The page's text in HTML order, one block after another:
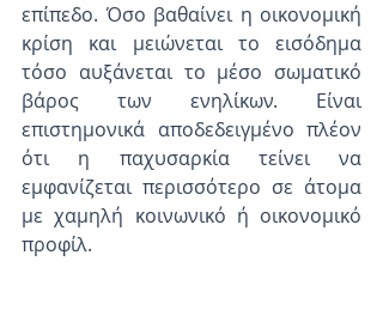
επίπεδο. Όσο βαθαίνει η οικονομική
κρίση και μειώνεται το εισόδημα
τόσο αυξάνεται το μέσο σωματικό
βάρος των ενηλίκων. Είναι
επιστημονικά αποδεδειγμένο πλέον
ότι η παχυσαρκία τείνει να
εμφανίζεται περισσότερο σε άτομα
με χαμηλή κοινωνικό ή οικονομικό
προφίλ.